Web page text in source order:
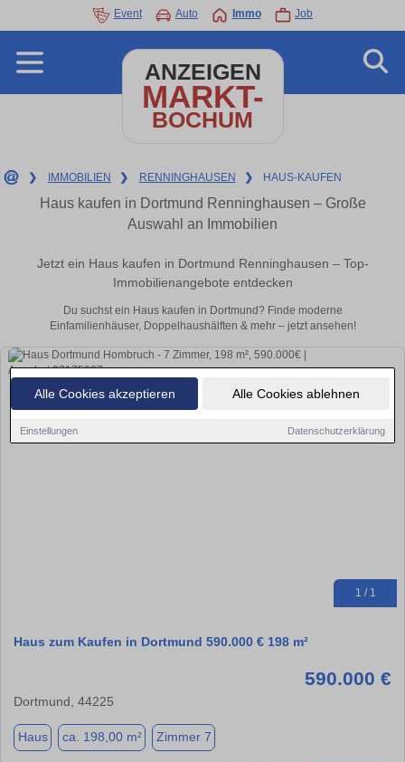
Alle Cookies akzeptieren Alle Cookies ablehnen
Einstellungen Datenschutzerklärung
Event Auto Immo Job
ANZEIGEN
MARKT-
BOCHUM
❯ IMMOBILIEN ❯ RENNINGHAUSEN ❯ HAUS-KAUFEN
Haus kaufen in Dortmund Renninghausen – Große
Auswahl an Immobilien
Jetzt ein Haus kaufen in Dortmund Renninghausen – Top-
Immobilienangebote entdecken
Du suchst ein Haus kaufen in Dortmund? Finde moderne
Einfamilienhäuser, Doppelhaushälften & mehr – jetzt ansehen!
1 / 1
Haus zum Kaufen in Dortmund 590.000 € 198 m²
590.000 €
Dortmund, 44225
Haus ca. 198,00 m² Zimmer 7